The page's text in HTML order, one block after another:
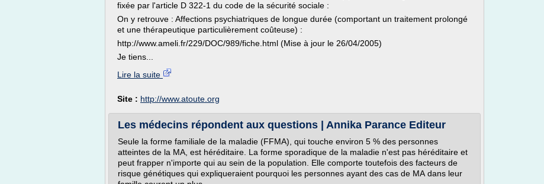
fixée par l'article D 322-1 du code de la sécurité sociale :
On y retrouve : Affections psychiatriques de longue durée (comportant un traitement prolongé
et une thérapeutique particulièrement coûteuse) :
http://www.ameli.fr/229/DOC/989/fiche.html (Mise à jour le 26/04/2005)
Je tiens...
Lire la suite
Site : http://www.atoute.org
Les médecins répondent aux questions | Annika Parance Editeur
Seule la forme familiale de la maladie (FFMA), qui touche environ 5 % des personnes
atteintes de la MA, est héréditaire. La forme sporadique de la maladie n'est pas héréditaire et
peut frapper n'importe qui au sein de la population. Elle comporte toutefois des facteurs de
risque génétiques qui expliqueraient pourquoi les personnes ayant des cas de MA dans leur